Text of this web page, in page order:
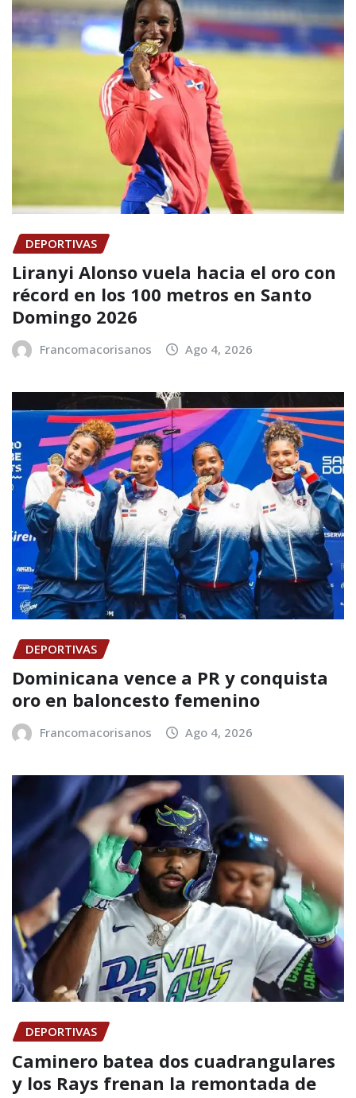
DEPORTIVAS
Liranyi Alonso vuela hacia el oro con
récord en los 100 metros en Santo
Domingo 2026
Francomacorisanos Ago 4, 2026
DEPORTIVAS
Dominicana vence a PR y conquista
oro en baloncesto femenino
Francomacorisanos Ago 4, 2026
DEPORTIVAS
Caminero batea dos cuadrangulares
y los Rays frenan la remontada de